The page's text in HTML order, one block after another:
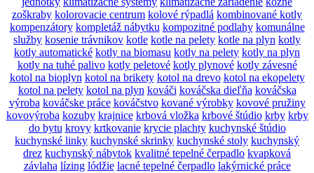
zoškraby kolorovacie centrum kolové rýpadlá kombinované kotly
kompenzátory kompletáž nábytku kompozitné podlahy komunálne
služby kosenie trávnikov kotle kotle na pelety kotle na plyn kotly
kotly automatické kotly na biomasu kotly na pelety kotly na plyn
kotly na tuhé palivo kotly peletové kotly plynové kotly závesné
kotol na bioplyn kotol na brikety kotol na drevo kotol na ekopelety
kotol na pelety kotol na plyn kováči kováčska dieľňa kováčska
výroba kováčske práce kováčstvo kované výrobky kovové pružiny
kovovýroba kozuby krajnice krbová vložka krbové štúdio krby krby
do bytu krovy krtkovanie krycie plachty kuchynské štúdio
kuchynské linky kuchynské skrinky kuchynské stoly kuchynský
drez kuchynský nábytok kvalitné tepelné čerpadlo kvapková
závlaha lízing lódžie lacné tepelné čerpadlo lakýrnické práce